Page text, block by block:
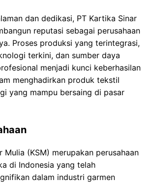
dan dedikasi, PT Kartika Sinar
reputasi sebagai perusahaan
Proses produksi yang terintegrasi,
terkini, dan sumber daya
menjadi kunci keberhasilan
menghadirkan produk tekstil
yang mampu bersaing di pasar
Mulia (KSM) merupakan perusahaan
di Indonesia yang telah
dalam industri garmen